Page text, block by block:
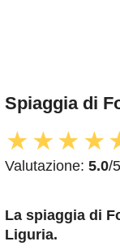
Spiaggia di
★ ★★ ★
Valutazione: 5.0/
La spiaggia di
Liguria.